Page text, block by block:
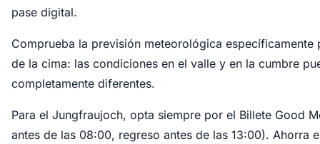
pase digital.
Comprueba la previsión meteorológica específicamente
de la cima: las condiciones en el valle y en la cumbre
completamente diferentes.
Para el Jungfraujoch, opta siempre por el Billete Good
antes de las 08:00, regreso antes de las 13:00). Ahorra